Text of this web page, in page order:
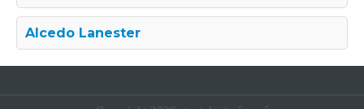
Alcedo Lanester